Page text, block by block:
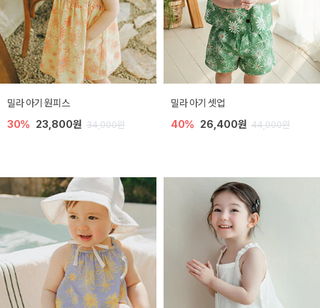
밀라 아기 원피스
30% 23,800원 34,000원
밀라 아기 셋업
40% 26,400원 44,000원